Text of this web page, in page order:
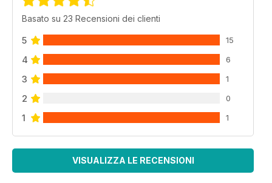
Basato su 23 Recensioni dei clienti
5 15
4 6
3 1
2 0
1 1
VISUALIZZA LE RECENSIONI